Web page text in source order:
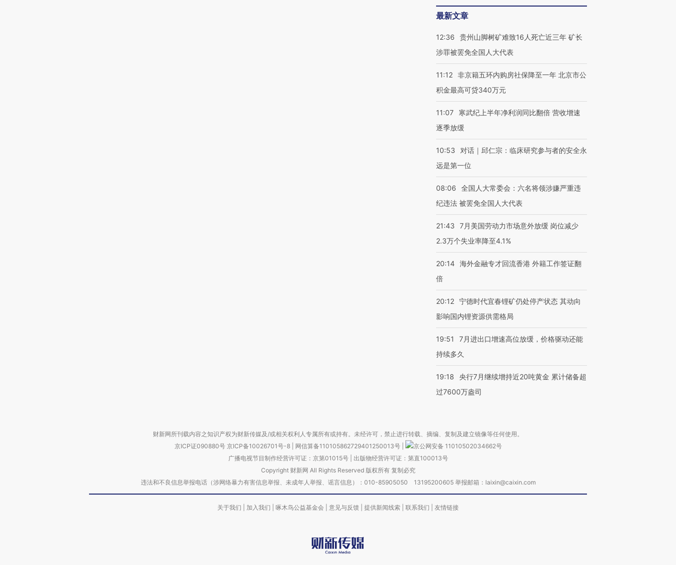
最新文章
12:36
贵州山脚树矿难致16人死亡近三年 矿长
涉罪被罢免全国人大代表
11:12 非京籍五环内购房社保降至一年 北京市公
积金最高可贷340万元
11:07
寒武纪上半年净利润同比翻倍 营收增速
逐季放缓
10:53
对话｜邱仁宗：临床研究参与者的安全永
远是第一位
08:06
全国人大常委会：六名将领涉嫌严重违
纪违法 被罢免全国人大代表
21:43
7月美国劳动力市场意外放缓 岗位减少
2.3万个失业率降至4.1%
20:14 海外金融专才回流香港 外籍工作签证翻
倍
20:12 宁德时代宜春锂矿仍处停产状态 其动向
影响国内锂资源供需格局
19:51
7月进出口增速高位放缓，价格驱动还能
持续多久
19:18
央行7月继续增持近20吨黄金 累计储备超
过7600万盎司
财新网所刊载内容之知识产权为财新传媒及/或相关权利人专属所有或持有。未经许可，禁止进行转载、摘编、复制及建立镜像等任何使用。
京ICP证090880号 京ICP备10026701号-8 网信算备110105862729401250013号
京公网安备 11010502034662号
广播电视节目制作经营许可证：京第01015号| 出版物经营许可证：第直100013号
Copyright 财新网 All Rights Reserved 版权所有 复制必究
违法和不良信息举报电话（涉网络暴力有害信息举报、未成年人举报、谣言信息）：010-85905050 13195200605 举报邮箱：laixin@caixin.com
关于我们 加入我们 啄木鸟公益基金会 意见与反馈 提供新闻线索 联系我们 友情链接